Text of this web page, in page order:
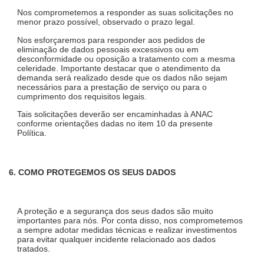
Nos comprometemos a responder as suas solicitações no
menor prazo possível, observado o prazo legal.
Nos esforçaremos para responder aos pedidos de
eliminação de dados pessoais excessivos ou em
desconformidade ou oposição a tratamento com a mesma
celeridade. Importante destacar que o atendimento da
demanda será realizado desde que os dados não sejam
necessários para a prestação de serviço ou para o
cumprimento dos requisitos legais.
Tais solicitações deverão ser encaminhadas à ANAC
conforme orientações dadas no item 10 da presente
Política.
6. COMO PROTEGEMOS OS SEUS DADOS
A proteção e a segurança dos seus dados são muito
importantes para nós. Por conta disso, nos comprometemos
a sempre adotar medidas técnicas e realizar investimentos
para evitar qualquer incidente relacionado aos dados
tratados.